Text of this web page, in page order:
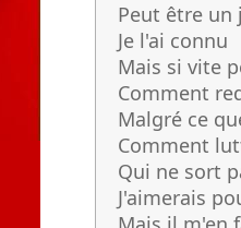
Peut être un
Je l'ai connu
Mais si vite
Comment
Malgré ce
Comment
Qui ne sort
J'aimerais